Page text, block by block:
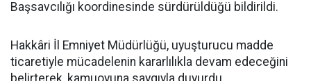
Başsavcılığı koordinesinde sürdürüldüğü bildirildi.
Hakkâri İl Emniyet Müdürlüğü, uyuşturucu madde
ticaretiyle mücadelenin kararlılıkla devam edeceğini